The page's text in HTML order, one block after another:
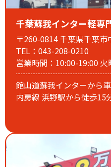
誠に勝手ながら
毎週火曜日・第1.3水曜日は定
ご迷惑をおかけいたしますが
【2月定休日のお知らせ】
千葉蘇我インター軽専
〒260-0814 千葉県千葉
TEL：043-208-0210
営業時間：10:00-19:00 火
館山道蘇我インターから
内房線 浜野駅から徒歩15